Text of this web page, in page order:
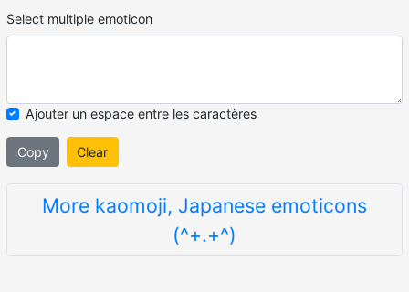
Select multiple emoticon
Ajouter un espace entre les caractères
Copy Clear
More kaomoji, Japanese emoticons
(^+.+^)